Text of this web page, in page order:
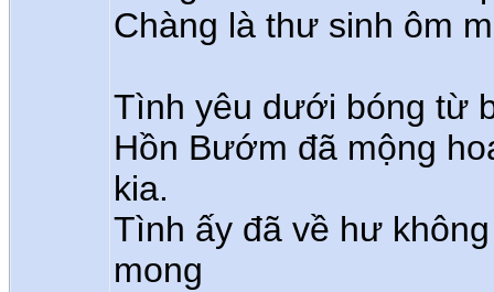
Chàng là thư sinh ôm
Tình yêu dưới bóng từ
Hồn Bướm đã mộng
kia.
Tình ấy đã về hư
mong